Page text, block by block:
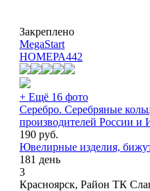
Закреплено
MegaStart
НОМЕРА442
+ Ещё 16 фото
Серебро. Серебряные
производителей России и
190 руб.
Ювелирные изделия,
181 день
3
Красноярск, Район ТК